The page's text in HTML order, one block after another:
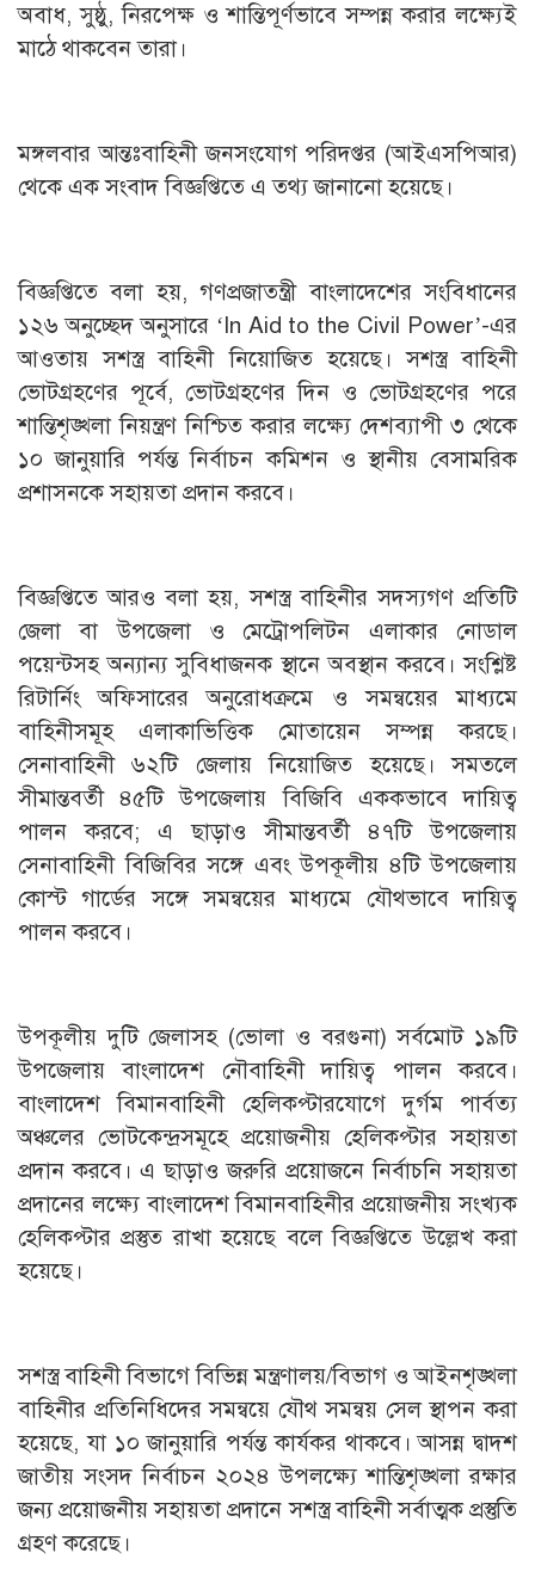
অবাধ, সুষ্ঠু, নিরপেক্ষ ও শান্তিপূর্ণভাবে সম্পন্ন করার লক্ষ্যেই
মাঠে থাকবেন তারা।
মঙ্গলবার আন্তঃবাহিনী জনসংযোগ পরিদপ্তর (আইএসপিআর)
থেকে এক সংবাদ বিজ্ঞপ্তিতে এ তথ্য জানানো হয়েছে।
বিজ্ঞপ্তিতে বলা হয়, গণপ্রজাতন্ত্রী বাংলাদেশের সংবিধানের
১২৬ অনুচ্ছেদ অনুসারে ‘In Aid to the Civil Power’-এর
আওতায় সশস্ত্র বাহিনী নিয়োজিত হয়েছে। সশস্ত্র বাহিনী
ভোটগ্রহণের পূর্বে, ভোটগ্রহণের দিন ও ভোটগ্রহণের পরে
শান্তিশৃঙ্খলা নিয়ন্ত্রণ নিশ্চিত করার লক্ষ্যে দেশব্যাপী ৩ থেকে
১০ জানুয়ারি পর্যন্ত নির্বাচন কমিশন ও স্থানীয় বেসামরিক
প্রশাসনকে সহায়তা প্রদান করবে।
বিজ্ঞপ্তিতে আরও বলা হয়, সশস্ত্র বাহিনীর সদস্যগণ প্রতিটি
জেলা বা উপজেলা ও মেট্রোপলিটন এলাকার নোডাল
পয়েন্টসহ অন্যান্য সুবিধাজনক স্থানে অবস্থান করবে। সংশ্লিষ্ট
রিটার্নিং অফিসারের অনুরোধক্রমে ও সমন্বয়ের মাধ্যমে
বাহিনীসমূহ এলাকাভিত্তিক মোতায়েন সম্পন্ন করছে।
সেনাবাহিনী ৬২টি জেলায় নিয়োজিত হয়েছে। সমতলে
সীমান্তবর্তী ৪৫টি উপজেলায় বিজিবি এককভাবে দায়িত্ব
পালন করবে; এ ছাড়াও সীমান্তবর্তী ৪৭টি উপজেলায়
সেনাবাহিনী বিজিবির সঙ্গে এবং উপকূলীয় ৪টি উপজেলায়
কোস্ট গার্ডের সঙ্গে সমন্বয়ের মাধ্যমে যৌথভাবে দায়িত্ব
পালন করবে।
উপকূলীয় দুটি জেলাসহ (ভোলা ও বরগুনা) সর্বমোট ১৯টি
উপজেলায় বাংলাদেশ নৌবাহিনী দায়িত্ব পালন করবে।
বাংলাদেশ বিমানবাহিনী হেলিকপ্টারযোগে দুর্গম পার্বত্য
অঞ্চলের ভোটকেন্দ্রসমূহে প্রয়োজনীয় হেলিকপ্টার সহায়তা
প্রদান করবে। এ ছাড়াও জরুরি প্রয়োজনে নির্বাচনি সহায়তা
প্রদানের লক্ষ্যে বাংলাদেশ বিমানবাহিনীর প্রয়োজনীয় সংখ্যক
হেলিকপ্টার প্রস্তুত রাখা হয়েছে বলে বিজ্ঞপ্তিতে উল্লেখ করা
হয়েছে।
সশস্ত্র বাহিনী বিভাগে বিভিন্ন মন্ত্রণালয়/বিভাগ ও আইনশৃঙ্খলা
বাহিনীর প্রতিনিধিদের সমন্বয়ে যৌথ সমন্বয় সেল স্থাপন করা
হয়েছে, যা ১০ জানুয়ারি পর্যন্ত কার্যকর থাকবে। আসন্ন দ্বাদশ
জাতীয় সংসদ নির্বাচন ২০২৪ উপলক্ষ্যে শান্তিশৃঙ্খলা রক্ষার
জন্য প্রয়োজনীয় সহায়তা প্রদানে সশস্ত্র বাহিনী সর্বাত্মক প্রস্তুতি
গ্রহণ করেছে।